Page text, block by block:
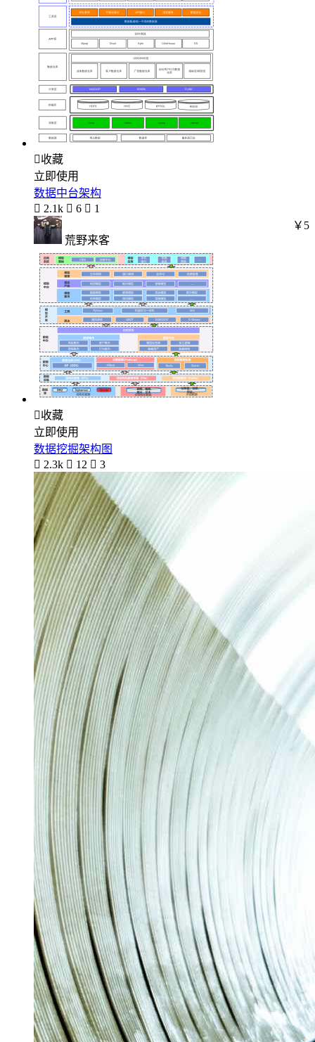
收藏
立即使用
数据中台架构
 2.1k  6  1
荒野来客
￥5
收藏
立即使用
数据挖掘架构图
 2.3k  12  3